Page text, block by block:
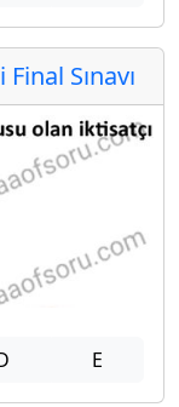
Sınavı
E